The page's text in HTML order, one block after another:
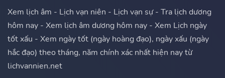
Xem lịch âm - Lịch vạn niên - Lịch vạn sự - Tra lịch dương
hôm nay - Xem lịch âm dương hôm nay - Xem Lịch ngày
tốt xấu - Xem ngày tốt (ngày hoàng đạo), ngày xấu (ngày
hắc đạo) theo tháng, năm chính xác nhất hiện nay từ
lichvannien.net